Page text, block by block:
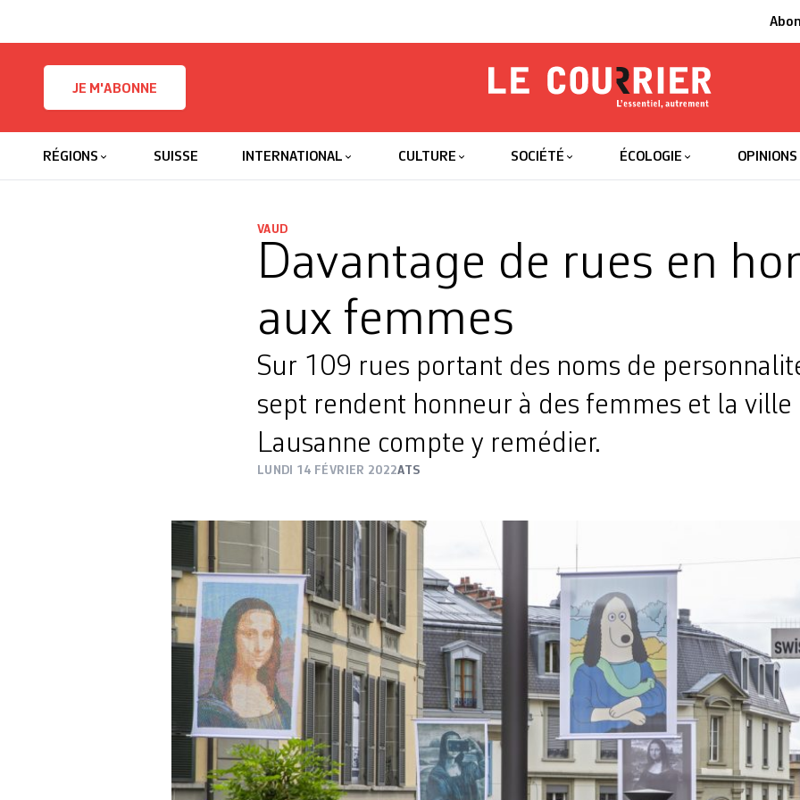
JE M'ABONNE
Le Courrier
RÉGIONS
SUISSE INTERNATIONAL CULTURE SOCIÉTÉ ÉCOLOGIE OPINIONS
VAUD
Davantage de rues en
aux femmes
Sur 109 rues portant des noms de
sept rendent honneur à des femmes et la ville
Lausanne compte y remédier.
LUNDI 14 FÉVRIER 2022ATS